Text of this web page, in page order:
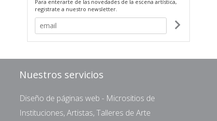
Para enterarte de las novedades de la escena artística,
registrate a nuestro newsletter.
Nuestros servicios
Diseño de páginas web - Micrositios de
Instituciones, Artistas, Talleres de Arte